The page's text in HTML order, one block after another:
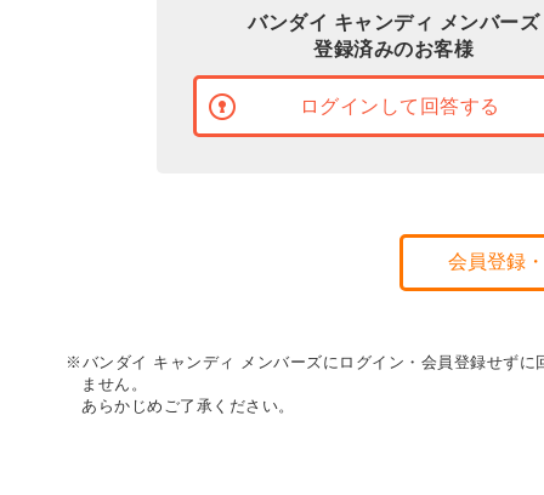
バンダイ キャンディ メンバーズ
登録済みのお客様
ログインして回答する
会員登録
※バンダイ キャンディ メンバーズにログイン・会員登録せず
ません。
あらかじめご了承ください。